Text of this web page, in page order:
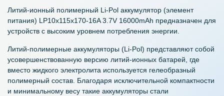
Литий-ионный полимерный Li-Pol аккумулятор (элемент
питания) LP10х115х170-16A 3.7V 16000mAh предназначен для
устройств с высоким уровнем потребления энергии.
Литий-полимерные аккумуляторы (Li-Pol) представляют собой
усовершенствованную версию литий-ионных батарей, где
вместо жидкого электролита используется гелеобразный
полимерный состав. Благодаря исключительной компактности
и минимальному весу такие аккумуляторы стали